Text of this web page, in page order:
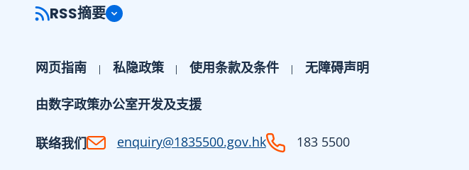
RSS摘要
网页指南 私隐政策 使用条款及条件 无障碍声明
由数字政策办公室开发及支援
联络我们 enquiry@1835500.gov.hk 183 5500